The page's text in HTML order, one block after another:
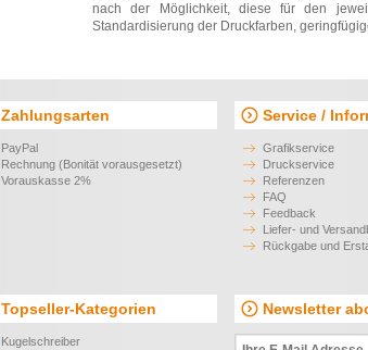
nach der Möglichkeit, diese für den
Standardisierung der Druckfarben,
Zahlungsarten
PayPal
Rechnung (Bonität vorausgesetzt)
Vorauskasse 2%
Service /
Grafikservice
Druckservice
Referenzen
FAQ
Feedback
Liefer- und
Rückgabe und
Topseller-Kategorien
Kugelschreiber
Newsletter